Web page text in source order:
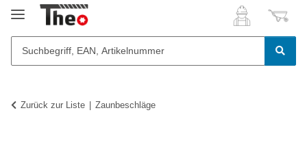
Zurück zur Liste Zaunbeschläge